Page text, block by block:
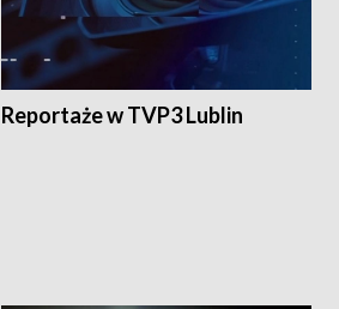
Reportaże w TVP3 Lublin